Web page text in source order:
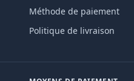
Méthode de paiement
Politique de livraison